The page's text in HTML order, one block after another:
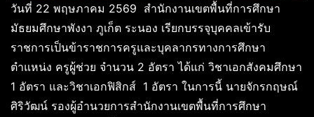
วันที่ 22 พฤษภาคม 2569 สำนักงานเขตพื้นที่การศึกษา
มัธยมศึกษาพังงา ภูเก็ต ระนอง เรียกบรรจุบุคคลเข้ารับ
ราชการเป็นข้าราชการครูและบุคลากรทางการศึกษา
ตำแหน่ง ครูผู้ช่วย จำนวน 2 อัตรา ได้แก่ วิชาเอกสังคมศึกษา
1 อัตรา และวิชาเอกฟิสิกส์ 1 อัตรา ในการนี้ นายจักรกฤษณ์
ศิริวัฒน์ รองผู้อำนวยการสำนักงานเขตพื้นที่การศึกษา